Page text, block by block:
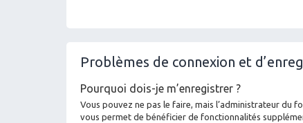
Problèmes de connexion et
Pourquoi dois-je m’enregistrer ?
Vous pouvez ne pas le faire, mais l’administrateur du
vous permet de bénéficier de fonctionnalités